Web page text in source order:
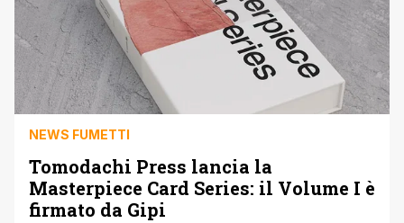
NEWS FUMETTI
Tomodachi Press lancia la
Masterpiece Card Series: il Volume I è
firmato da Gipi